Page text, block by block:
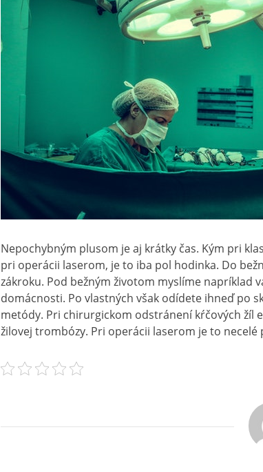
Nepochybným plusom je aj krátky čas. Kým pri
pri operácii laserom, je to iba pol hodinka. Do
zákroku. Pod bežným životom myslíme napríklad
domácnosti. Po vlastných však odídete ihneď po
metódy. Pri chirurgickom odstránení kŕčových žíl
žilovej trombózy. Pri operácii laserom je to necelé